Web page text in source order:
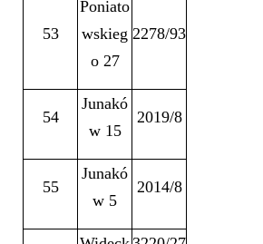
53
Poniato
wskieg
o 27
2278/93
54
Junakó
w 15
2019/8
55
Junakó
w 5
2014/8